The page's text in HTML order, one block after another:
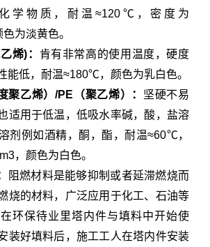
学物质，耐温 ≈120℃ ，密度为
色为淡黄色。
烯)： 肯有非常高的使用温度，硬度
能低，耐温≈180℃，颜色为乳白色。
聚乙烯）/PE （聚乙烯）： 坚硬不易
适用于低温，低吸水率碱，酸，盐溶
剂例如酒精，酮，酯，耐温≈60℃，
，颜色为白色。
阻燃材料是能够抑制或者延滞燃烧而
烧的材料，广泛应用于化工、石油等
环保待业里塔内件与填料中开始使
装好填料后，施工工人在塔内件安装